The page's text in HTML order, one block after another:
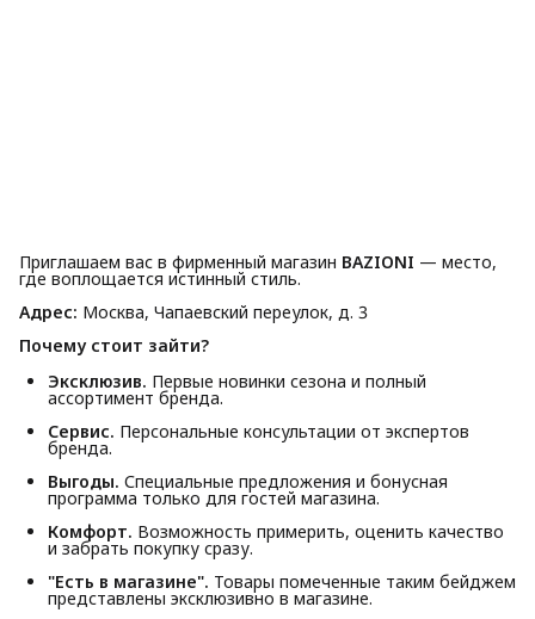
Приглашаем вас в фирменный магазин BAZIONI — место,
где воплощается истинный стиль.
Адрес: Москва, Чапаевский переулок, д. 3
Почему стоит зайти?
Эксклюзив. Первые новинки сезона и полный
ассортимент бренда.
Сервис. Персональные консультации от экспертов
бренда.
Выгоды. Специальные предложения и бонусная
программа только для гостей магазина.
Комфорт. Возможность примерить, оценить качество
и забрать покупку сразу.
"Есть в магазине". Товары помеченные таким бейджем
представлены эксклюзивно в магазине.